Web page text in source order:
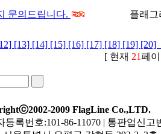
문의드립니다. 플래그
[13] [14] [15] [16] [17] [18] [19] [20]
[ 현재 21페
2009 FlagLine Co.,LTD.
등록번호:101-86-11070 | 통판업신고